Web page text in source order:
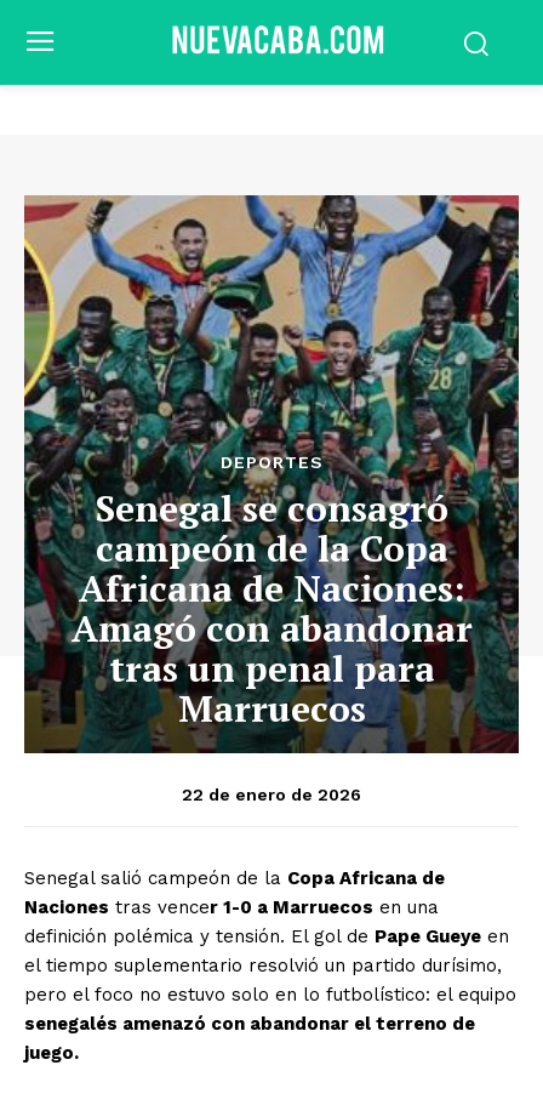
DEPORTES
Senegal se consagró
campeón de la Copa
Africana de Naciones:
Amagó con abandonar
tras un penal para
Marruecos
22 de enero de 2026
Senegal salió campeón de la Copa Africana de
Naciones tras vencer 1-0 a Marruecos en una
definición polémica y tensión. El gol de Pape Gueye en
el tiempo suplementario resolvió un partido durísimo,
pero el foco no estuvo solo en lo futbolístico: el equipo
senegalés amenazó con abandonar el terreno de
juego.